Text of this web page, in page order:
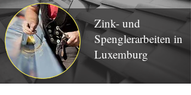
Zink- und
Spenglerarbeiten in
Luxemburg